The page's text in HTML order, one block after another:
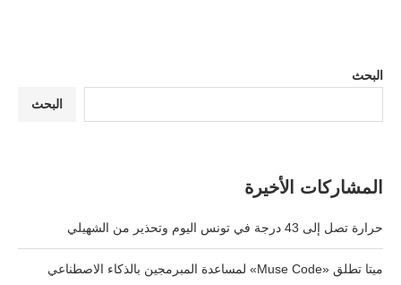
البحث
البحث
المشاركات الأخيرة
حرارة تصل إلى 43 درجة في تونس اليوم وتحذير من الشهيلي
ميتا تطلق «Muse Code» لمساعدة المبرمجين بالذكاء الاصطناعي